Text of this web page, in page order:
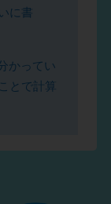
に書
かってい
とで計算